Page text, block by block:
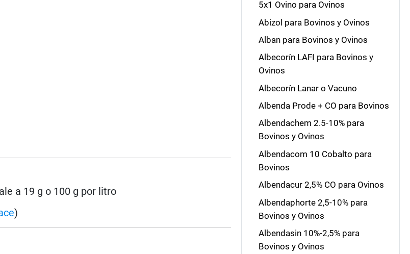
a 19 g o 100 g por litro
)
5x1 Ovino para Ovinos
Abizol para Bovinos y Ovinos
Alban para Bovinos y Ovinos
Albecorín LAFI para Bovinos y
Ovinos
Albecorín Lanar o Vacuno
Albenda Prode + CO para Bovinos
Albendachem 2.5-10% para
Bovinos y Ovinos
Albendacom 10 Cobalto para
Bovinos
Albendacur 2,5% CO para Ovinos
Albendaphorte 2,5-10% para
Bovinos y Ovinos
Albendasin 10%-2,5% para
Bovinos y Ovinos